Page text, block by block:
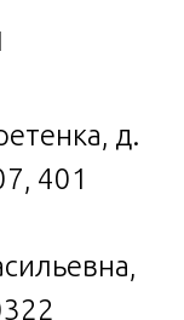
д.
401